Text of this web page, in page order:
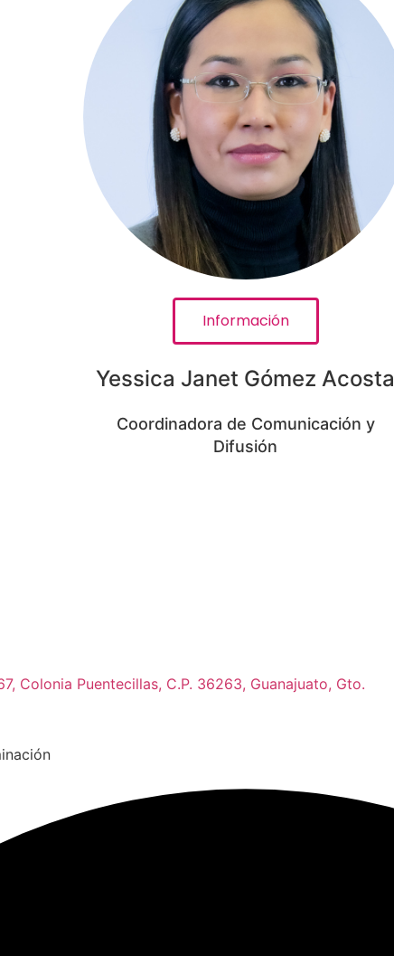
Información
Yessica Janet Gómez Acosta
Coordinadora de Comunicación y
Difusión
Colonia Puentecillas, C.P. 36263, Guanajuato, Gto.